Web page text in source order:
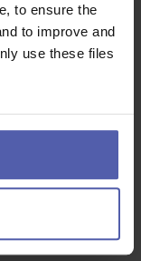
to ensure the
to improve and
use these files
bude aktivně
a spolupracovat s
myšlení, dokážete
(M/Ž)